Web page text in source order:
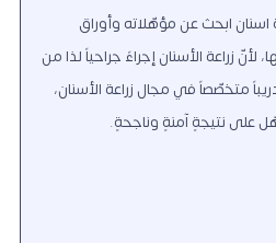
ابحث عن مؤهّلاته وأوراق
لأنّ زراعة الأسنان إجراءً جراحياً لذا من
متخصّصاً في مجال زراعة الأسنان،
على نتيجةٍ آمنةٍ وناجحةٍ.